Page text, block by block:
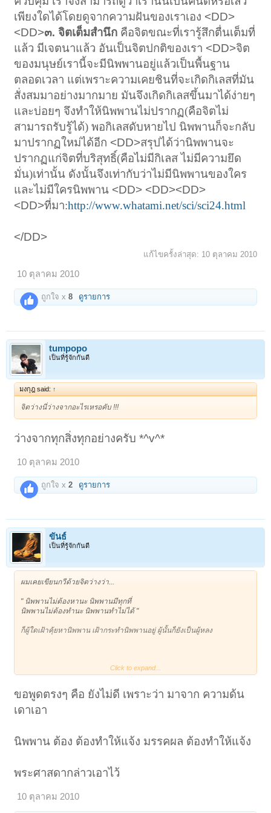
เพียงใดได้โดยดูจากความฝันของเราเอง <DD>
<DD>๓. จิตเต็มสำนึก คือจิตขณะที่เรารู้สึกตื่นเต็มที่
แล้ว มีเจตนาแล้ว อันเป็นจิตปกติของเรา <DD>จิต
ของมนุษย์เรานี้จะมีนิพพานอยู่แล้วเป็นพื้นฐาน
ตลอดเวลา แต่เพราะความเคยชินที่จะเกิดกิเลสที่มัน
สั่งสมมาอย่างมากมาย มันจึงเกิดกิเลสขึ้นมาได้ง่ายๆ
และบ่อยๆ จึงทำให้นิพพานไม่ปรากฏ(คือจิตไม่
สามารถรับรู้ได้) พอกิเลสดับหายไป นิพพานก็จะกลับ
มาปรากฏใหม่ได้อีก <DD>สรุปได้ว่านิพพานจะ
ปรากฏแก่จิตที่บริสุทธิ์(คือไม่มีกิเลส ไม่มีความยึด
มั่น)เท่านั้น ดังนั้นจึงเท่ากับว่าไม่มีนิพพานของใคร
และไม่มีใครนิพพาน <DD> <DD><DD>
<DD>ที่มา:http://www.whatami.net/sci/sci24.html
</DD>
แก้ไขครั้งล่าสุด: 10 ตุลาคม 2010
10 ตุลาคม 2010
ถูกใจ x8 ดูรายการ
tumpopo
เป็นที่รู้จักกันดี
มงกุฎ said: ↑
จิตว่างนี่ว่างจากอะไรเหรอคับ !!!
ว่างจากทุกสิ่งทุกอย่างครับ *^v^*
10 ตุลาคม 2010
ถูกใจ x2 ดูรายการ
ขันธ์
เป็นที่รู้จักกันดี
ผมเคยเขียนกวีด้วยจิตว่างว่า...
" นิพพานไม่ต้องหานะ นิพพานมีทุกที่
นิพพานไม่ต้องทำนะ นิพพานทำไม่ได้ "
ก็ผู้ใดเฝ้าคุ้ยหานิพพาน เฝ้ากระทำนิพพานอยู่ ผู้นั้นก็ยังเป็นผู้หลง
ขอทุกท่านโปรดแสดงความคิดเห็น ติฉิน และชี้แนะ ตามสะดวก
เจริญธรรม
Click to expand...
ขอพูดตรงๆ คือ ยังไม่ดี เพราะว่า มาจาก ความด้น
เดาเอา
นิพพาน ต้อง ต้องทำให้แจ้ง มรรคผล ต้องทำให้แจ้ง
พระศาสดากล่าวเอาไว้
10 ตุลาคม 2010